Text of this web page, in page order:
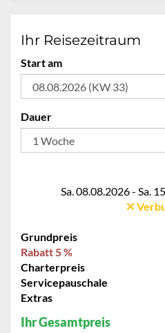
Ihr Reisezeitraum
Start am
Dauer
Sa. 08.08.2026 - Sa.
Grundpreis
Rabatt 5 %
Charterpreis
Servicepauschale
Extras
Ihr Gesamtpreis